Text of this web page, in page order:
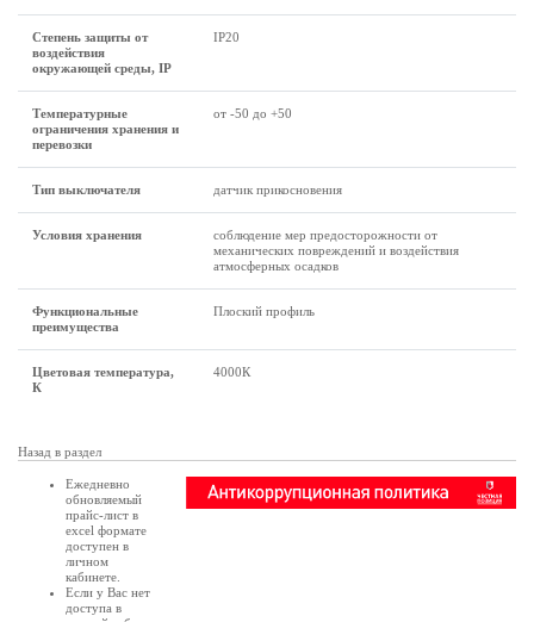
Степень защиты от
воздействия
окружающей среды, IP
IP20
Температурные
ограничения хранения и
перевозки
от -50 до +50
Тип выключателя датчик прикосновения
Условия хранения
соблюдение мер предосторожности от
механических повреждений и воздействия
атмосферных осадков
Функциональные
преимущества
Плоский профиль
Цветовая температура,
К
4000К
Назад в раздел
Ежедневно
обновляемый
прайс-лист в
excel формате
доступен в
личном
кабинете
Если у Вас нет
доступа в